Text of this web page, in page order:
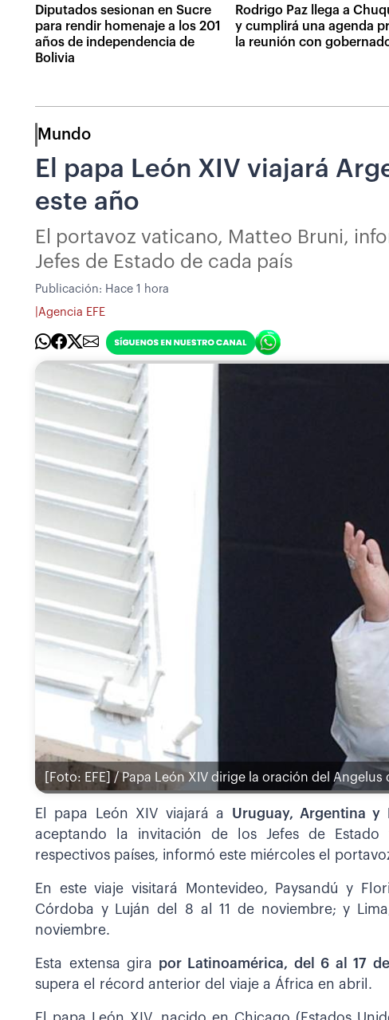
Diputados sesionan en Sucre
para rendir homenaje a los 201
años de independencia de
Bolivia
Rodrigo Paz llega a
y cumplirá una agenda
la reunión con
Mundo
El papa León XIV viajará
este año
El portavoz vaticano, Matteo Bruni,
Jefes de Estado de cada país
Publicación: Hace 1 hora
Agencia EFE
[Foto: EFE] / Papa León XIV dirige la oración del
El papa León XIV viajará a Uruguay, Argentina
aceptando la invitación de los Jefes de Estado
respectivos países, informó este miércoles el
En este viaje visitará Montevideo, Paysandú y
Córdoba y Luján del 8 al 11 de noviembre; y
noviembre.
Esta extensa gira por Latinoamérica, del 6 al 17
supera el récord anterior del viaje a África en abril.